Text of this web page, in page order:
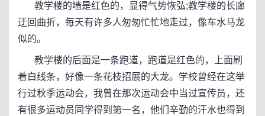
教学楼的墙是红色的，显得气势恢弘;教学楼的长廊
迂回曲折，每天有许多人匆匆忙忙地走过，像车水马龙
似的。
教学楼的后面是一条跑道，跑道是红色的，上面刷
着白线条，好像一条花枝招展的大龙。学校曾经在这举
行过秋季运动会，我曾在那次运动会中当过宣传员，还
有很多运动员同学得到第一名，他们辛勤的汗水也得到